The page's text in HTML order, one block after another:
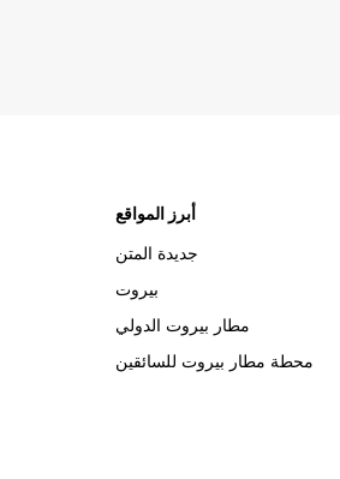
أبرز المواقع
جديدة المتن
بيروت
مطار بيروت الدولي
محطة مطار بيروت للسائقين